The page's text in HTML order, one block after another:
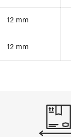
12 mm
12 mm